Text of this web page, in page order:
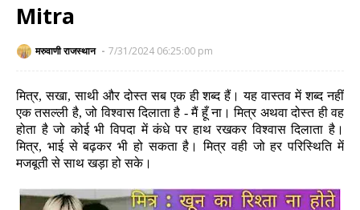
Mitra
मरुवाणी राजस्थान 7/31/2024 06:25:00 pm
मित्र, सखा, साथी और दोस्त सब एक ही शब्द हैं। यह वास्तव में शब्द नहीं
एक तसल्ली है, जो विश्वास दिलाता है - मैं हूँ ना। मित्र अथवा दोस्त ही वह
होता है जो कोई भी विपदा में कंधे पर हाथ रखकर विश्वास दिलाता है।
मित्र, भाई से बढ़कर भी हो सकता है। मित्र वही जो हर परिस्थिति में
मजबूती से साथ खड़ा हो सके।